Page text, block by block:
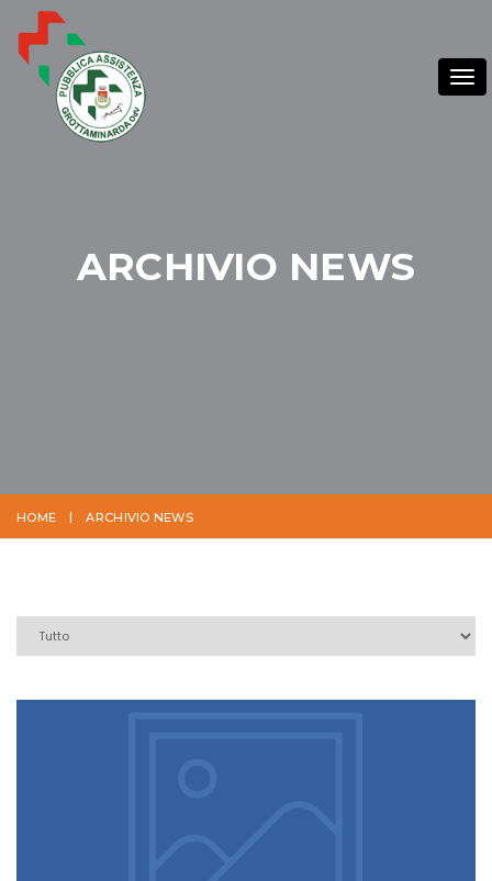
ARCHIVIO NEWS
HOME ARCHIVIO NEWS